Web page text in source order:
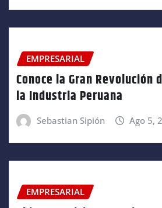
EMPRESARIAL
Conoce la Gran Revolución
la Industria Peruana
Sebastian Sipión Ago 5,
EMPRESARIAL